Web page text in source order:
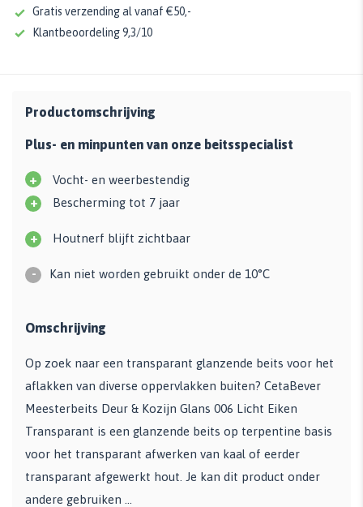
Gratis verzending al vanaf €50,-
Klantbeoordeling 9,3/10
Productomschrijving
Plus- en minpunten van onze beitsspecialist
+ Vocht- en weerbestendig
+ Bescherming tot 7 jaar
+ Houtnerf blijft zichtbaar
- Kan niet worden gebruikt onder de 10°C
Omschrijving
Op zoek naar een transparant glanzende beits voor het
aflakken van diverse oppervlakken buiten? CetaBever
Meesterbeits Deur & Kozijn Glans 006 Licht Eiken
Transparant is een glanzende beits op terpentine basis
voor het transparant afwerken van kaal of eerder
transparant afgewerkt hout. Je kan dit product onder
andere gebruiken ...